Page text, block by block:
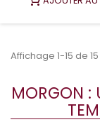
Affichage 1-15 de
MORGON :